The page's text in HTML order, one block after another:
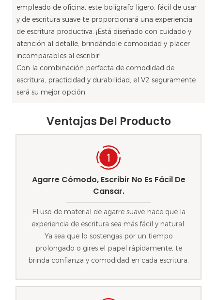
empleado de oficina, este bolígrafo ligero, fácil de usar
y de escritura suave te proporcionará una experiencia
de escritura productiva. ¡Está diseñado con cuidado y
atención al detalle, brindándole comodidad y placer
incomparables al escribir!
Con la combinación perfecta de comodidad de
escritura, practicidad y durabilidad, el V2 seguramente
será su mejor opción.
Ventajas Del Producto
Agarre Cómodo, Escribir No Es Fácil De
Cansar.
El uso de material de agarre suave hace que la
experiencia de escritura sea más fácil y natural.
Ya sea que lo sostengas por un tiempo
prolongado o gires el papel rápidamente, te
brinda confianza y comodidad en cada escritura.